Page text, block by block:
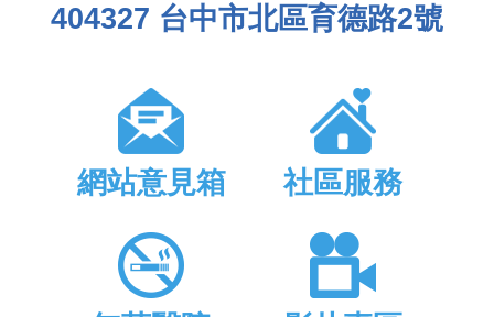
404327 台中市北區育德路2號
網站意見箱 社區服務